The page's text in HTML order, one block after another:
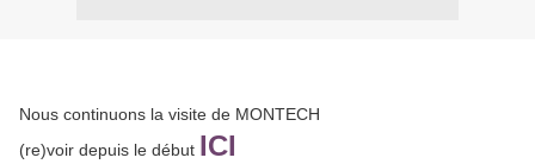
Nous continuons la visite de MONTECH
(re)voir depuis le début ICI